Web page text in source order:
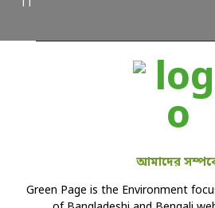
আমাদের
Green Page is the Environment